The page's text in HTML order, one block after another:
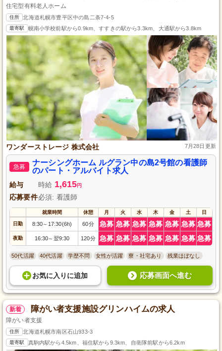
住宅型有料老人ホーム
住所 北海道札幌市豊平区中の島二条7-4-5
最寄駅 幌南小学校前駅から0.9km、すすきの駅から3.3km、大通駅から3.8km
ワンダーストレージ 株式会社 7月28日更新
急募
ナーシングホーム ルグラン中の島2号館の看護師
のパート・アルバイト求人
給与 時給 1,615円
応募要件必須: 看護師
就業時間 休憩 月 火 水 木 金 土 日
日勤 8:30～ 17:30(6h) 60分 急募 急募 急募 急募 急募 急募 急募
夜勤 16:30～ 翌9:30 120分 急募 急募 急募 急募 急募 急募 急募
50代活躍 40代活躍 学歴不問 女性が活躍 寮・社宅あり 残業ほぼなし
お気に入り に追加 応募画面へ進む
新着 障がい者支援施設グリンハイムの求人
障がい者支援
住所 北海道札幌市南区石山933-3
最寄駅 真駒内駅から4.5km、福住駅から9.3km、自衛隊前駅から6.2km